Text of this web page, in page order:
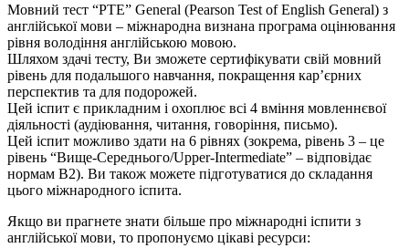
Мовний тест “PTE” General (Pearson Test of English General) з
англійської мови – міжнародна визнана програма оцінювання
рівня володіння англійською мовою.
Шляхом здачі тесту, Ви зможете сертифікувати свій мовний
рівень для подальшого навчання, покращення кар’єрних
перспектив та для подорожей.
Цей іспит є прикладним і охоплює всі 4 вміння мовленнєвої
діяльності (аудіювання, читання, говоріння, письмо).
Цей іспит можливо здати на 6 рівнях (зокрема, рівень 3 – це
рівень “Вище-Середнього/Upper-Intermediate” – відповідає
нормам В2). Ви також можете підготуватися до складання
цього міжнародного іспита.
Якщо ви прагнете знати більше про міжнародні іспити з
англійської мови, то пропонуємо цікаві ресурси: